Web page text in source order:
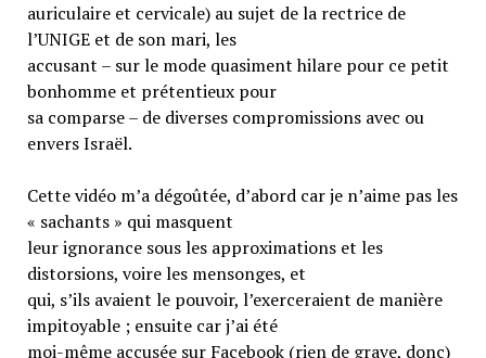
auriculaire et cervicale) au sujet de la rectrice de
l’UNIGE et de son mari, les
accusant – sur le mode quasiment hilare pour ce petit
bonhomme et prétentieux pour
sa comparse – de diverses compromissions avec ou
envers Israël.
Cette vidéo m’a dégoûtée, d’abord car je n’aime pas les
« sachants » qui masquent
leur ignorance sous les approximations et les
distorsions, voire les mensonges, et
qui, s’ils avaient le pouvoir, l’exerceraient de manière
impitoyable ; ensuite car j’ai été
moi-même accusée sur Facebook (rien de grave, donc)